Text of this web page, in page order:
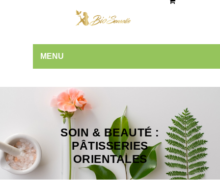
MENU
SOIN & BEAUTÉ :
PÂTISSERIES
ORIENTALES